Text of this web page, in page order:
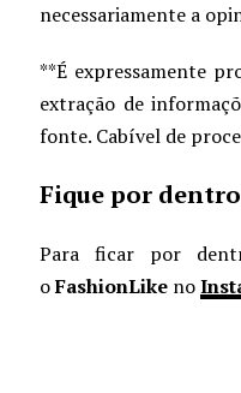
necessariamente a
**É expressamente
extração de
fonte. Cabível de
Fique por
Para ficar por
oFashionLike no